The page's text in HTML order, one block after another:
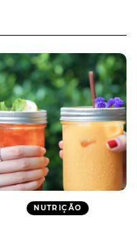
NUTRIÇÃO